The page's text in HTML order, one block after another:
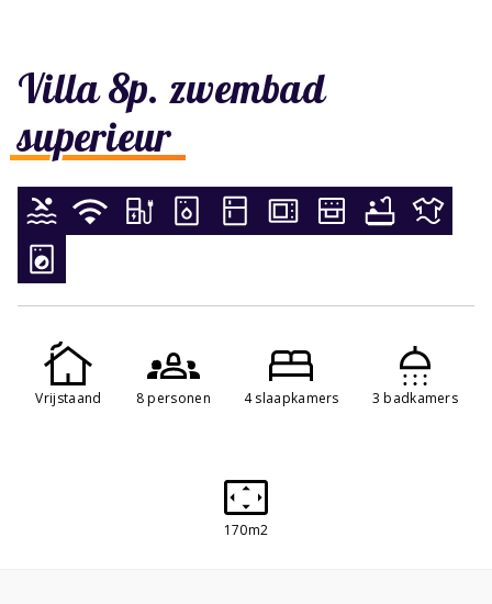
Villa 8p. zwembad
superieur
Vrijstaand 8 personen 4 slaapkamers 3 badkamers
170m2